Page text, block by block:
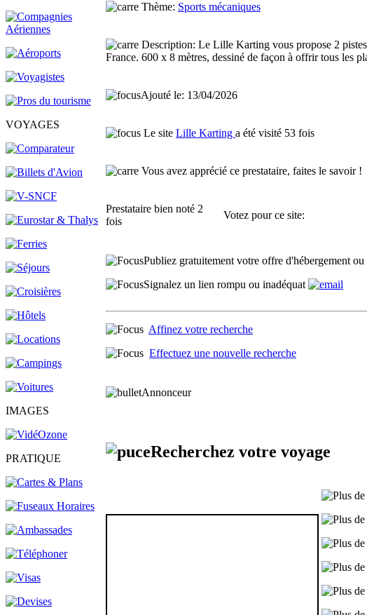
VOYAGES
IMAGES
PRATIQUE
Thème: Sports mécaniques
Description: Le Lille Karting vous propose 2
France. 600 x 8 mètres, dessiné de façon à offrir tous les
Ajouté le: 13/04/2026
Le site Lille Karting a été visité 53 fois
Vous avez apprécié ce prestataire, faites le savoir !
Prestataire bien noté 2
fois
Votez pour ce site:
Publiez gratuitement votre offre d'hébergement
Signalez un lien rompu ou inadéquat
Affinez votre recherche
Effectuez une nouvelle recherche
Annonceur
Recherchez votre voyage